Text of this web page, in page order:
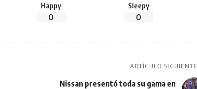
Happy
0
Sleepy
0
ARTÍCULO SIGUIENTE
Nissan presentó toda su gama en